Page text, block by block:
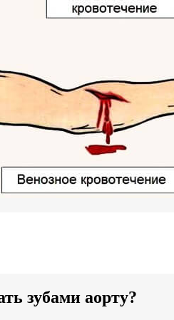
зубами аорту?